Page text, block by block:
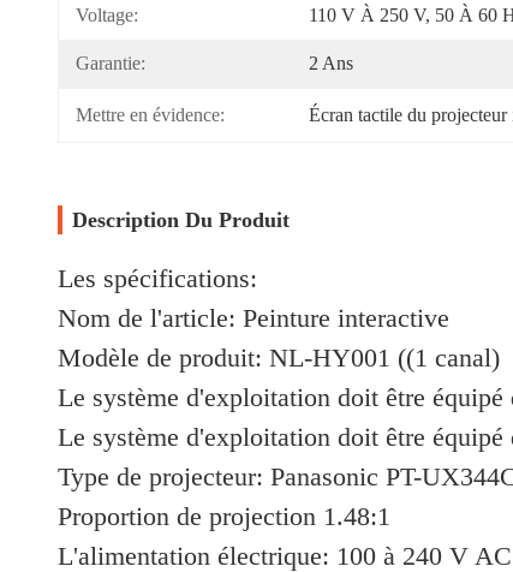
Voltage: 110 V À 250 V, 50 À 60
Garantie: 2 Ans
Mettre en évidence: Écran tactile du
Description Du Produit
Les spécifications:
Nom de l'article: Peinture interactive
Modèle de produit: NL-HY001 ((1 canal)
Le système d'exploitation doit être
Le système d'exploitation doit être
Type de projecteur: Panasonic PT-
Proportion de projection 1.48:1
L'alimentation électrique: 100 à 240 V